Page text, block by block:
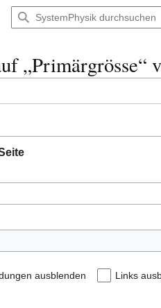
„Primärgrösse“
ausblenden Links